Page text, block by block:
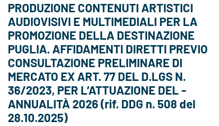
PRODUZIONE CONTENUTI ARTISTICI
AUDIOVISIVI E MULTIMEDIALI PER LA
PROMOZIONE DELLA DESTINAZIONE
PUGLIA. AFFIDAMENTI DIRETTI PREVIO
CONSULTAZIONE PRELIMINARE DI
MERCATO EX ART. 77 DEL D.LGS N.
36/2023, PER L’ATTUAZIONE DEL -
ANNUALITÀ 2026 (rif. DDG n. 508 del
28.10.2025)